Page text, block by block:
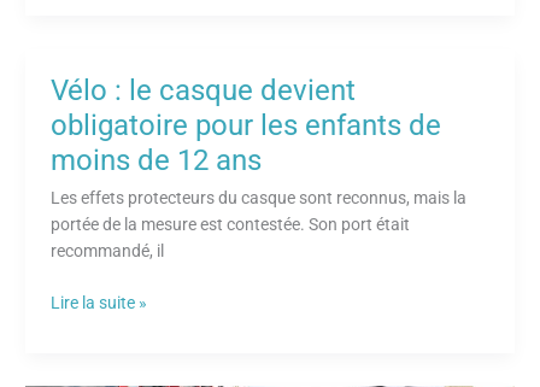
Vélo : le casque devient
obligatoire pour les enfants de
moins de 12 ans
Les effets protecteurs du casque sont reconnus, mais la
portée de la mesure est contestée. Son port était
recommandé, il
Vélo
le
casque
devient
obligatoire
pour
enfants
Lire la suite »